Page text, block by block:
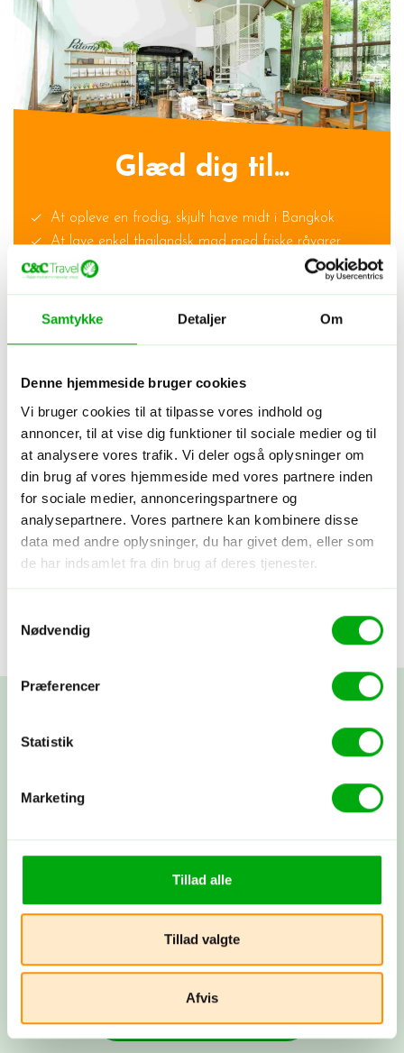
Samtykke Detaljer Om
Denne hjemmeside bruger cookies
Vi bruger cookies til at tilpasse vores indhold og
annoncer, til at vise dig funktioner til sociale medier og til
at analysere vores trafik. Vi deler også oplysninger om
din brug af vores hjemmeside med vores partnere inden
for sociale medier, annonceringspartnere og
analysepartnere. Vores partnere kan kombinere disse
data med andre oplysninger, du har givet dem, eller som
de har indsamlet fra din brug af deres tjenester.
Nødvendig
Præferencer
Statistik
Marketing
Tillad alle
Tillad valgte
Afvis
Glæd dig til...
At opleve en frodig, skjult have midt i Bangkok
At lave enkel thailandsk mad med friske råvarer
At smage lokale specialiteter og spise en god, ærlig
At få indblik i både moderne og historiske sider af byen
C&C's gode palmeblad
Oplevelsen støtter bevarelsen af Bangkoks grønne
oaser og bidrager til at beskytte byens unikke natur
midt i storbyen.
Du besøger lokale, økologiske gårde og er med til at
støtte bæredygtige fødevaresystemer og små
producenter.
Skræddersy din egen
Fortæl os om dine rejsedrømme! Vi lytter, spørger ind og
deler vores viden og erfaringer. Bagefter får du et
gang med at booke fly, hoteller og oplevelser, præcis
rejse med os i ryggen - og vi tager os af alt det
praktiske.